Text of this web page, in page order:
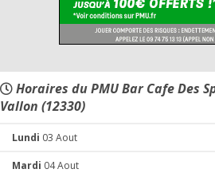
Horaires du PMU Bar Cafe Des
Vallon (12330)
Lundi 03 Aout
Mardi 04 Aout